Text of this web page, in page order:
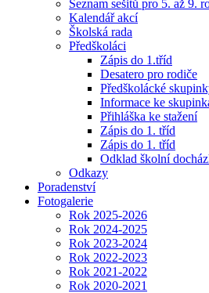
Seznam sešitů pro 5. až 9.
Kalendář akcí
Školská rada
Předškoláci
Zápis do 1.tříd
Desatero pro rodiče
Předškolácké
Informace ke
Přihláška ke stažení
Zápis do 1. tříd
Zápis do 1. tříd
Odklad školní
Odkazy
Poradenství
Fotogalerie
Rok 2025-2026
Rok 2024-2025
Rok 2023-2024
Rok 2022-2023
Rok 2021-2022
Rok 2020-2021